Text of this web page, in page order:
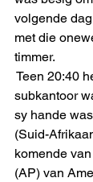
volgende
met die
timmer.
Teen 20:40
subkantoor
sy hande
(Suid-
komende
(AP) van